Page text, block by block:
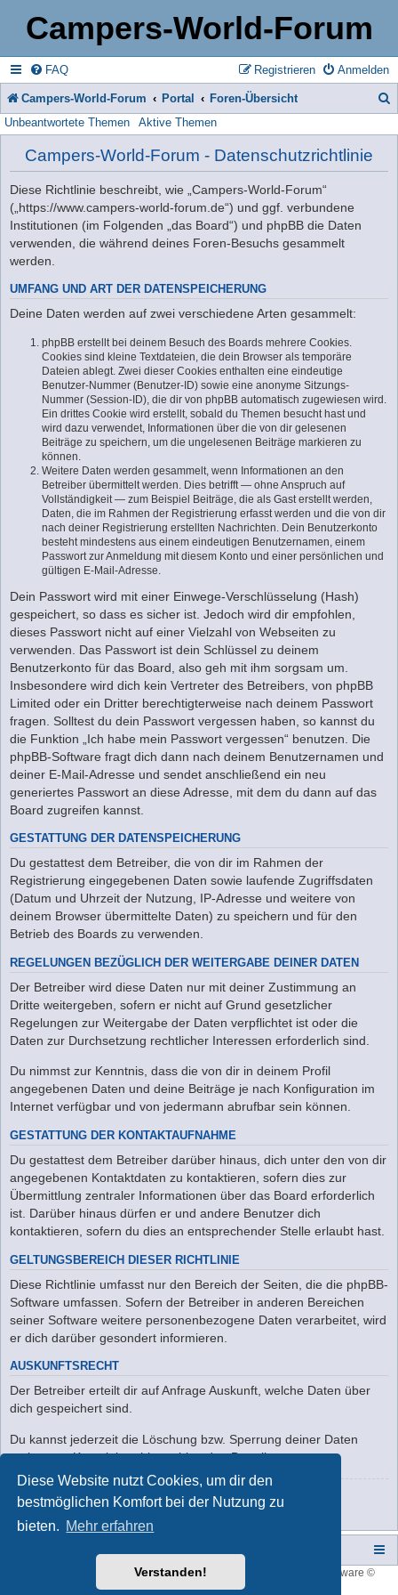
Diese Website nutzt Cookies, um dir den
bestmöglichen Komfort bei der Nutzung zu
bieten. Mehr erfahren
Verstanden!
Campers-World-Forum
FAQ Anmelden
Registrieren
Campers-World-Forum Portal Foren-Übersicht
Unbeantwortete Themen Aktive Themen
Campers-World-Forum - Datenschutzrichtlinie
Diese Richtlinie beschreibt, wie „Campers-World-Forum“
(„https://www.campers-world-forum.de“) und ggf. verbundene
Institutionen (im Folgenden „das Board“) und phpBB die Daten
verwenden, die während deines Foren-Besuchs gesammelt
werden.
UMFANG UND ART DER DATENSPEICHERUNG
Deine Daten werden auf zwei verschiedene Arten gesammelt:
phpBB erstellt bei deinem Besuch des Boards mehrere Cookies.
Cookies sind kleine Textdateien, die dein Browser als temporäre
Dateien ablegt. Zwei dieser Cookies enthalten eine eindeutige
Benutzer-Nummer (Benutzer-ID) sowie eine anonyme Sitzungs-
Nummer (Session-ID), die dir von phpBB automatisch zugewiesen wird.
Ein drittes Cookie wird erstellt, sobald du Themen besucht hast und
wird dazu verwendet, Informationen über die von dir gelesenen
Beiträge zu speichern, um die ungelesenen Beiträge markieren zu
können.
Weitere Daten werden gesammelt, wenn Informationen an den
Betreiber übermittelt werden. Dies betrifft — ohne Anspruch auf
Vollständigkeit — zum Beispiel Beiträge, die als Gast erstellt werden,
Daten, die im Rahmen der Registrierung erfasst werden und die von dir
nach deiner Registrierung erstellten Nachrichten. Dein Benutzerkonto
besteht mindestens aus einem eindeutigen Benutzernamen, einem
Passwort zur Anmeldung mit diesem Konto und einer persönlichen und
gültigen E-Mail-Adresse.
Dein Passwort wird mit einer Einwege-Verschlüsselung (Hash)
gespeichert, so dass es sicher ist. Jedoch wird dir empfohlen,
dieses Passwort nicht auf einer Vielzahl von Webseiten zu
verwenden. Das Passwort ist dein Schlüssel zu deinem
Benutzerkonto für das Board, also geh mit ihm sorgsam um.
Insbesondere wird dich kein Vertreter des Betreibers, von phpBB
Limited oder ein Dritter berechtigterweise nach deinem Passwort
fragen. Solltest du dein Passwort vergessen haben, so kannst du
die Funktion „Ich habe mein Passwort vergessen“ benutzen. Die
phpBB-Software fragt dich dann nach deinem Benutzernamen und
deiner E-Mail-Adresse und sendet anschließend ein neu
generiertes Passwort an diese Adresse, mit dem du dann auf das
Board zugreifen kannst.
GESTATTUNG DER DATENSPEICHERUNG
Du gestattest dem Betreiber, die von dir im Rahmen der
Registrierung eingegebenen Daten sowie laufende Zugriffsdaten
(Datum und Uhrzeit der Nutzung, IP-Adresse und weitere von
deinem Browser übermittelte Daten) zu speichern und für den
Betrieb des Boards zu verwenden.
REGELUNGEN BEZÜGLICH DER WEITERGABE DEINER DATEN
Der Betreiber wird diese Daten nur mit deiner Zustimmung an
Dritte weitergeben, sofern er nicht auf Grund gesetzlicher
Regelungen zur Weitergabe der Daten verpflichtet ist oder die
Daten zur Durchsetzung rechtlicher Interessen erforderlich sind.
Du nimmst zur Kenntnis, dass die von dir in deinem Profil
angegebenen Daten und deine Beiträge je nach Konfiguration im
Internet verfügbar und von jedermann abrufbar sein können.
GESTATTUNG DER KONTAKTAUFNAHME
Du gestattest dem Betreiber darüber hinaus, dich unter den von dir
angegebenen Kontaktdaten zu kontaktieren, sofern dies zur
Übermittlung zentraler Informationen über das Board erforderlich
ist. Darüber hinaus dürfen er und andere Benutzer dich
kontaktieren, sofern du dies an entsprechender Stelle erlaubt hast.
GELTUNGSBEREICH DIESER RICHTLINIE
Diese Richtlinie umfasst nur den Bereich der Seiten, die die phpBB-
Software umfassen. Sofern der Betreiber in anderen Bereichen
seiner Software weitere personenbezogene Daten verarbeitet, wird
er dich darüber gesondert informieren.
AUSKUNFTSRECHT
Der Betreiber erteilt dir auf Anfrage Auskunft, welche Daten über
dich gespeichert sind.
Du kannst jederzeit die Löschung bzw. Sperrung deiner Daten
verlangen. Kontaktiere hierzu bitte den Betreiber.
Zurück zur Anmeldemaske
forum tricolor,Powered by
® Forum Software ©